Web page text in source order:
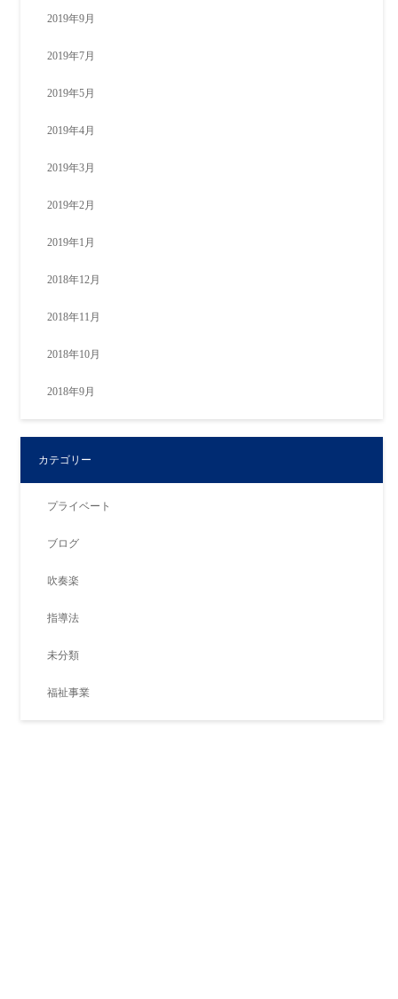
2019年9月
2019年7月
2019年5月
2019年4月
2019年3月
2019年2月
2019年1月
2018年12月
2018年11月
2018年10月
2018年9月
カテゴリー
プライベート
ブログ
吹奏楽
指導法
未分類
福祉事業